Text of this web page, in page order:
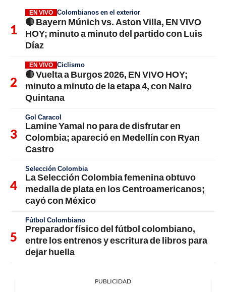
EN VIVO Colombianos en el exterior
🔴 Bayern Múnich vs. Aston Villa, EN VIVO
HOY; minuto a minuto del partido con Luis
Díaz
EN VIVO Ciclismo
🔴 Vuelta a Burgos 2026, EN VIVO HOY;
minuto a minuto de la etapa 4, con Nairo
Quintana
Gol Caracol
Lamine Yamal no para de disfrutar en
Colombia; apareció en Medellín con Ryan
Castro
Selección Colombia
La Selección Colombia femenina obtuvo
medalla de plata en los Centroamericanos;
cayó con México
Fútbol Colombiano
Preparador físico del fútbol colombiano,
entre los entrenos y escritura de libros para
dejar huella
PUBLICIDAD